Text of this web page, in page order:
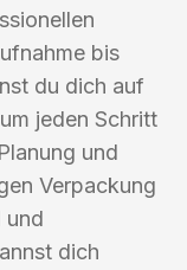
bis
du dich auf
jeden Schritt
und
Verpackung
und
dich